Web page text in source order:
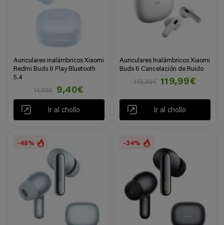
Auriculares inalámbricos Xiaomi
Redmi Buds 6 Play Bluetooth
5.4
14,99€
9,40€
Ir al chollo
Auriculares Inalámbricos Xiaomi
Buds 6 Cancelación de Ruido
149,99€
119,99€
Ir al chollo
-48% -34%